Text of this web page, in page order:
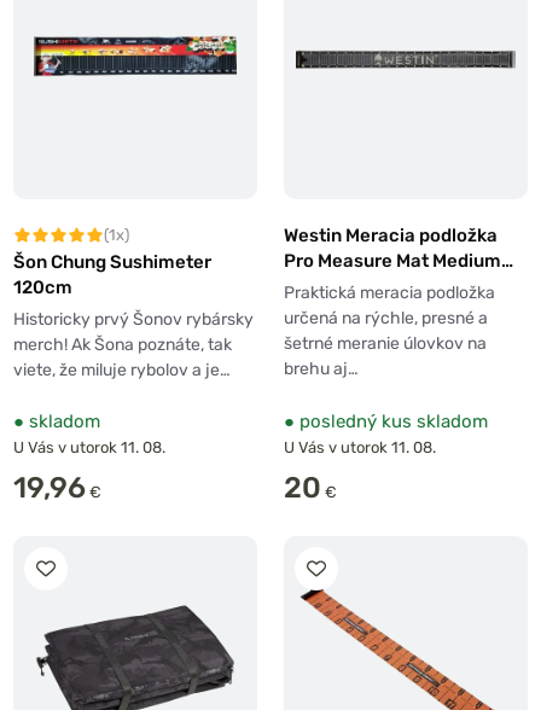
(1x)
Šon Chung Sushimeter
120cm
Historicky prvý Šonov rybársky
merch! Ak Šona poznáte, tak
viete, že miluje rybolov a je…
● skladom
U Vás v utorok 11. 08.
19,96 €
Westin Meracia podložka
Pro Measure Mat Medium
120cm
Praktická meracia podložka
určená na rýchle, presné a
šetrné meranie úlovkov na
brehu aj…
● posledný kus skladom
U Vás v utorok 11. 08.
20 €